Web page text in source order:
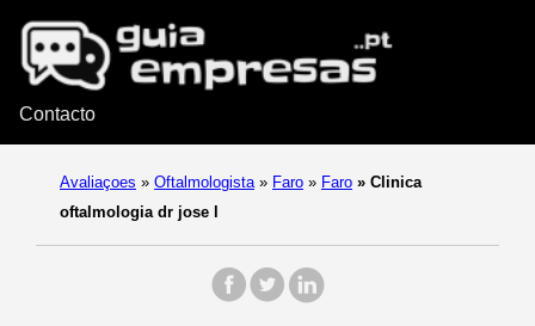
Contacto
Avaliaçoes » Oftalmologista » Faro » Faro » Clinica
oftalmologia dr jose l